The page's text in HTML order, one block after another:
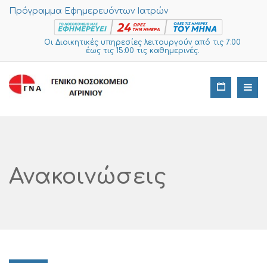
Πρόγραμμα Εφημερευόντων Ιατρών
Οι Διοικητικές υπηρεσίες λειτουργούν από τις 7:00
έως τις 15:00 τις καθημερινές.
Ανακοινώσεις